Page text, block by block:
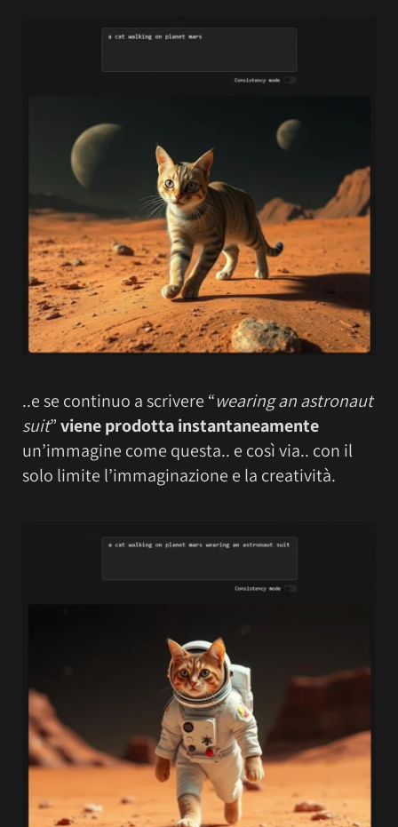
..e se continuo a scrivere “wearing an astronaut
suit”viene prodotta instantaneamente
un’immagine come questa.. e così via.. con il
solo limite l’immaginazione e la creatività.